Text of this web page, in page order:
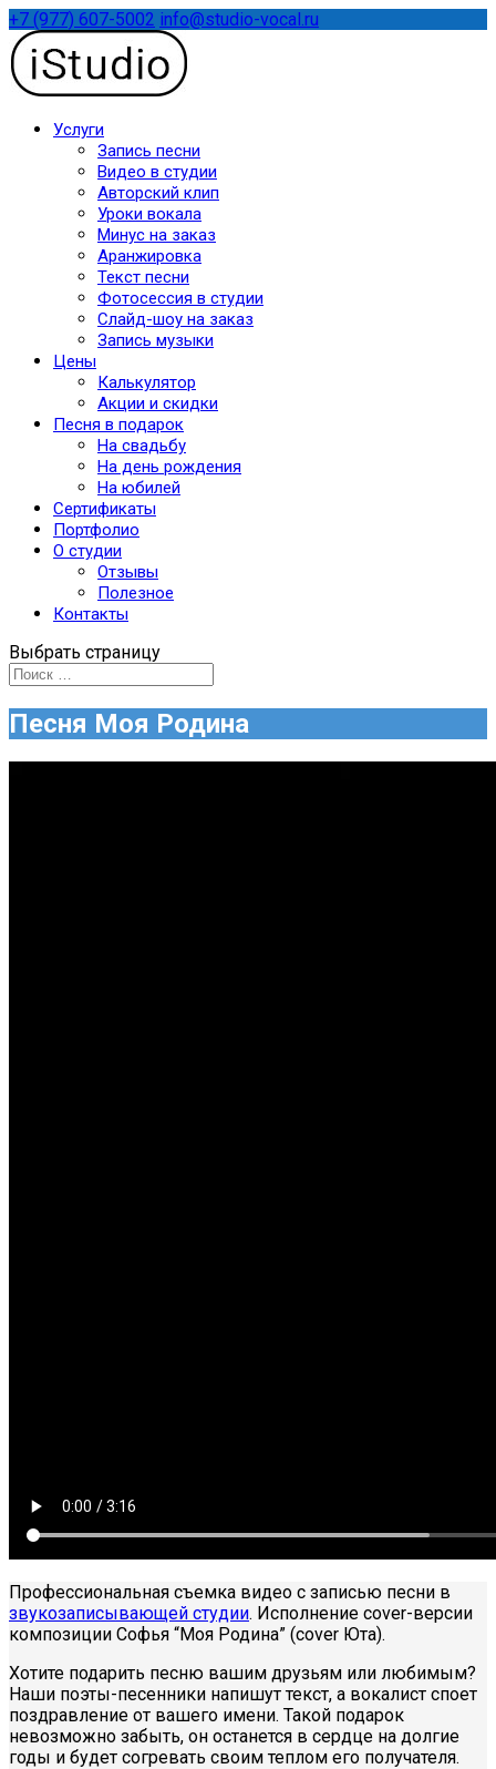
+7 (977) 607-5002 info@studio-vocal.ru
Услуги
Запись песни
Видео в студии
Авторский клип
Уроки вокала
Минус на заказ
Аранжировка
Текст песни
Фотосессия в студии
Слайд-шоу на заказ
Запись музыки
Цены
Калькулятор
Акции и скидки
Песня в подарок
На свадьбу
На день рождения
На юбилей
Сертификаты
Портфолио
О студии
Отзывы
Полезное
Контакты
Выбрать страницу
Песня Моя Родина
Профессиональная съемка видео с записью песни в
звукозаписывающей студии. Исполнение cover-версии
композиции Софья “Моя Родина” (cover Юта).
Хотите подарить песню вашим друзьям или любимым?
Наши поэты-песенники напишут текст, а вокалист споет
поздравление от вашего имени. Такой подарок
невозможно забыть, он останется в сердце на долгие
годы и будет согревать своим теплом его получателя.